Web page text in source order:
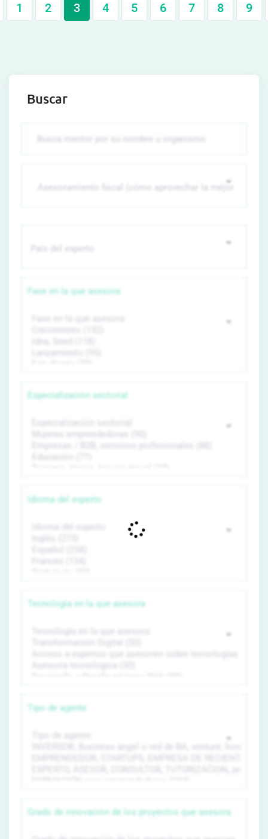
1 2 3 4 5 6 7 8 9
Buscar
Fase en la que asesora
Especialización sectorial
Idioma del experto
Tecnología en la que asesora
Tipo de agente
Grado de innovación de los proyectos que asesora